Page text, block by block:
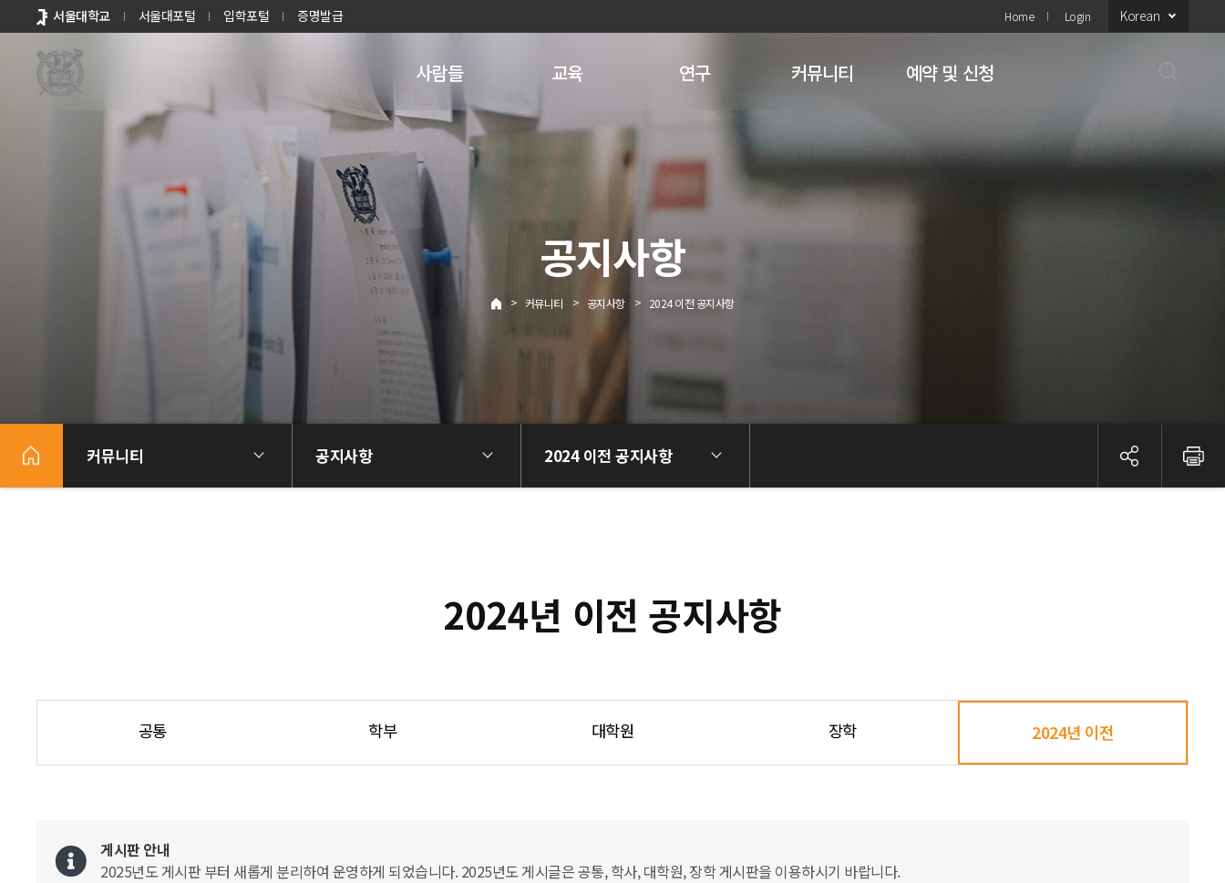
바로가기
메뉴
서울대학교 서울대포털 입학포털 증명발급 Home Login Korean
사람들 교육 연구 커뮤니티 예약 및 신청
공지사항
> 커뮤니티 > 공지사항 > 2024 이전 공지사항
커뮤니티 공지사항 2024 이전 공지사항
2024년 이전 공지사항
공통 학부 대학원 장학 2024년 이전
게시판 안내
2025년도 게시판 부터 새롭게 분리하여 운영하게 되었습니다. 2025년도 게시글은 공통, 학사, 대학원, 장학 게시판을 이용하시기 바랍니다.